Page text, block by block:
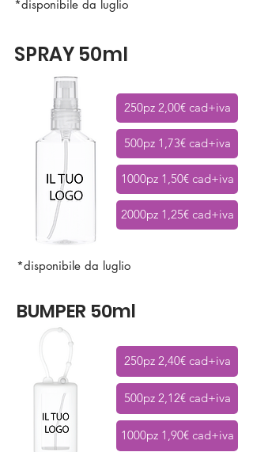
*disponibile da luglio
250pz 2,00€ cad+iva
500pz 1,73€ cad+iva
1000pz 1,50€ cad+iva
2000pz 1,25€ cad+iva
*disponibile da luglio
SPRAY 50ml
BUMPER 50ml
250pz 2,40€ cad+iva
500pz 2,12€ cad+iva
1000pz 1,90€ cad+iva